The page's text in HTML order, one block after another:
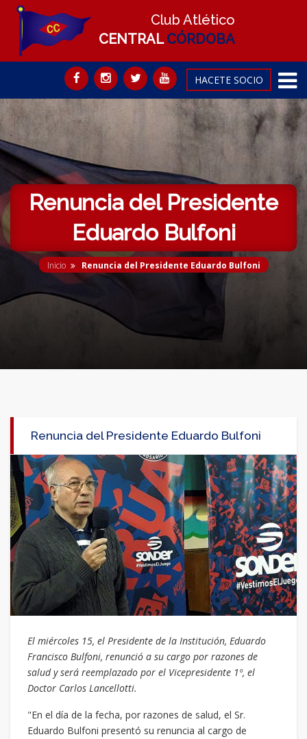
Club Atlético
CENTRALCÓRDOBA
HACETE SOCIO
Renuncia del Presidente
Eduardo Bulfoni
Inicio Renuncia del Presidente Eduardo Bulfoni
Renuncia del Presidente Eduardo Bulfoni
El miércoles 15, el Presidente de la Institución, Eduardo
Francisco Bulfoni, renunció a su cargo por razones de
salud y será reemplazado por el Vicepresidente 1º, el
Doctor Carlos Lancellotti.
"En el día de la fecha, por razones de salud, el Sr.
Eduardo Bulfoni presentó su renuncia al cargo de